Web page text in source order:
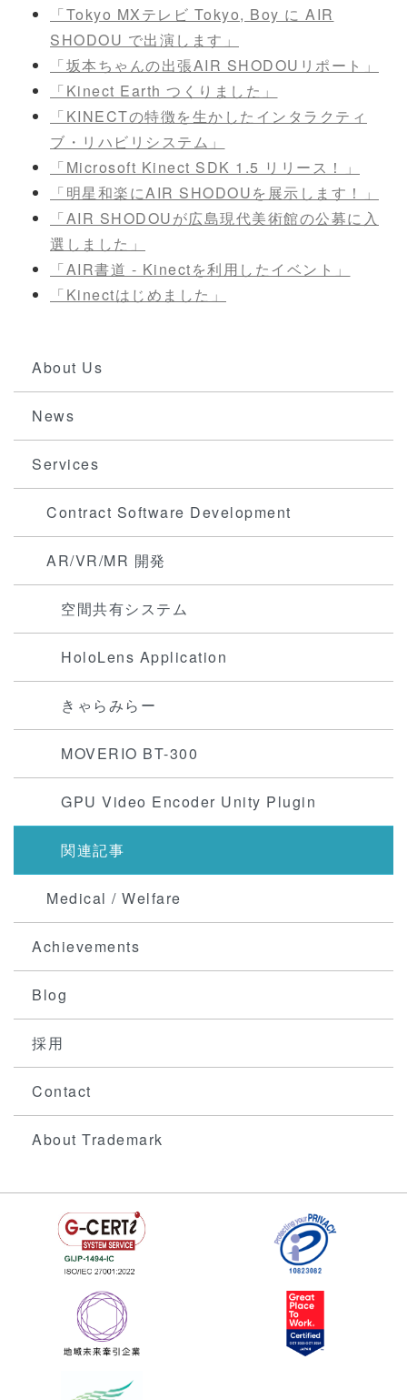
「Tokyo MXテレビ Tokyo, Boy に AIR
SHODOU で出演します」
「坂本ちゃんの出張AIR SHODOUリポート」
「Kinect Earth つくりました」
「KINECTの特徴を生かしたインタラクティ
ブ・リハビリシステム」
「Microsoft Kinect SDK 1.5 リリース！」
「明星和楽にAIR SHODOUを展示します！」
「AIR SHODOUが広島現代美術館の公募に入
選しました」
「AIR書道 - Kinectを利用したイベント」
「Kinectはじめました」
About Us
News
Services
Contract Software Development
AR/VR/MR 開発
空間共有システム
HoloLens Application
きゃらみらー
MOVERIO BT-300
GPU Video Encoder Unity Plugin
関連記事
Medical / Welfare
Achievements
Blog
採用
Contact
About Trademark